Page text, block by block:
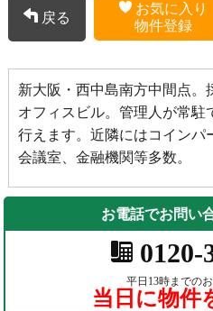
戻る
お気に入り
物件登録
新大阪・西中島南方中間点。
オフィスビル。管理人が常駐
行えます。近隣にはコインパ
会議室、金融機関等多数。
お電話でお問い
0120-
平日13時までの
当日に物件